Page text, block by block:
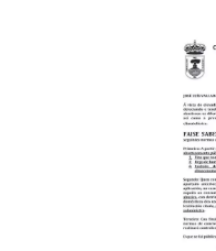
Os políticos